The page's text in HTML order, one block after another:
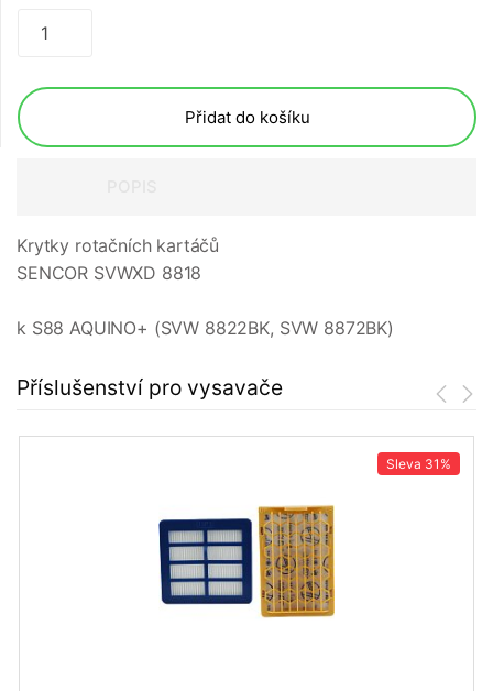
Přidat do košíku
Krytky rotačních kartáčů
SENCOR SVWXD 8818
k S88 AQUINO+ (SVW 8822BK, SVW 8872BK)
Příslušenství pro vysavače
Sleva 31%